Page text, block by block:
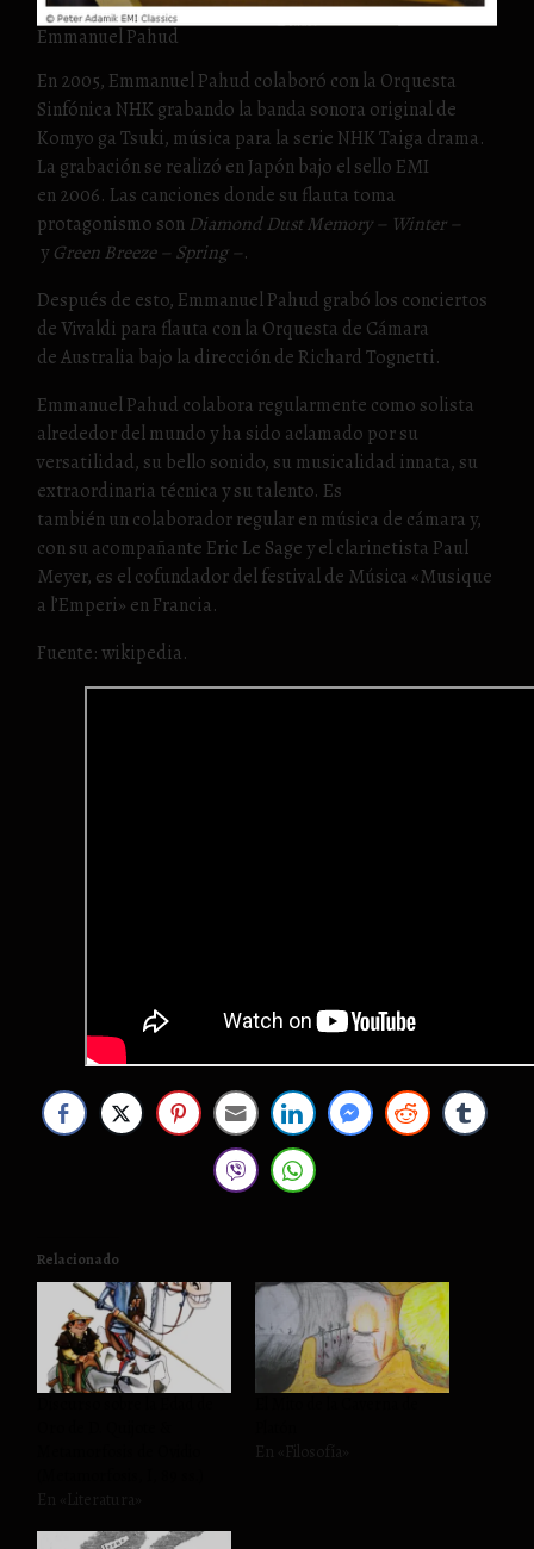
Emmanuel Pahud
En 2005, Emmanuel Pahud colaboró con la Orquesta
Sinfónica NHK grabando la banda sonora original de
Komyo ga Tsuki, música para la serie NHK Taiga drama.
La grabación se realizó en Japón bajo el sello EMI
en 2006. Las canciones donde su flauta toma
protagonismo sonDiamond Dust Memory – Winter –
yGreen Breeze – Spring –.
Después de esto, Emmanuel Pahud grabó los conciertos
de Vivaldi para flauta con la Orquesta de Cámara
de Australia bajo la dirección de Richard Tognetti.
Emmanuel Pahud colabora regularmente como solista
alrededor del mundo y ha sido aclamado por su
versatilidad, su bello sonido, su musicalidad innata, su
extraordinaria técnica y su talento. Es
también un colaborador regular en música de cámara y,
con su acompañante Eric Le Sage y el clarinetista Paul
Meyer, es el cofundador del festival de Música «Musique
a l’Emperi» en Francia.
Fuente: wikipedia.
Relacionado